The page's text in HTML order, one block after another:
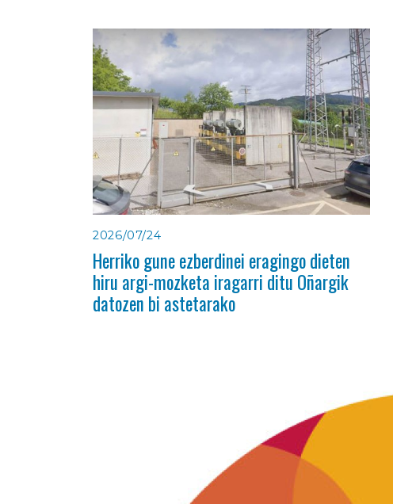
2026/07/24
Herriko gune ezberdinei eragingo dieten
hiru argi-mozketa iragarri ditu Oñargik
datozen bi astetarako